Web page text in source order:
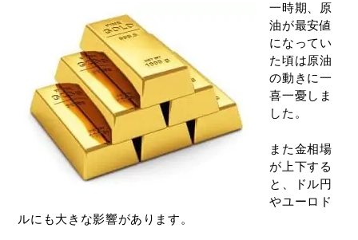
一時期、原
油が最安値
になってい
た頃は原油
の動きに一
喜一憂しま
した。
また金相場
が上下する
と、ドル円
やユーロド
ルにも大きな影響があります。